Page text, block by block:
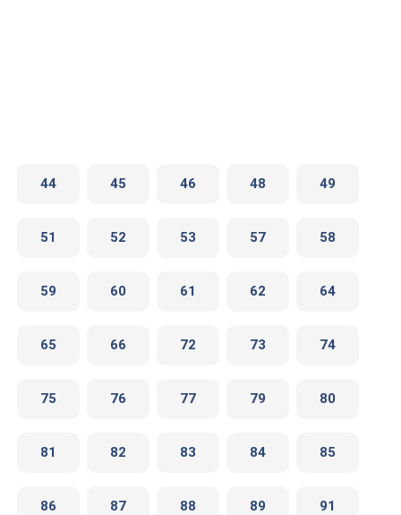
44 45 46 48 49
51 52 53 57 58
59 60 61 62 64
65 66 72 73 74
75 76 77 79 80
81 82 83 84 85
86 87 88 89 91